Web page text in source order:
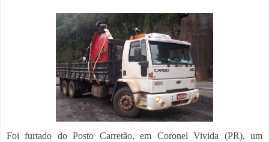
Foi furtado do Posto Carretão, em Coronel Vivida (PR), um